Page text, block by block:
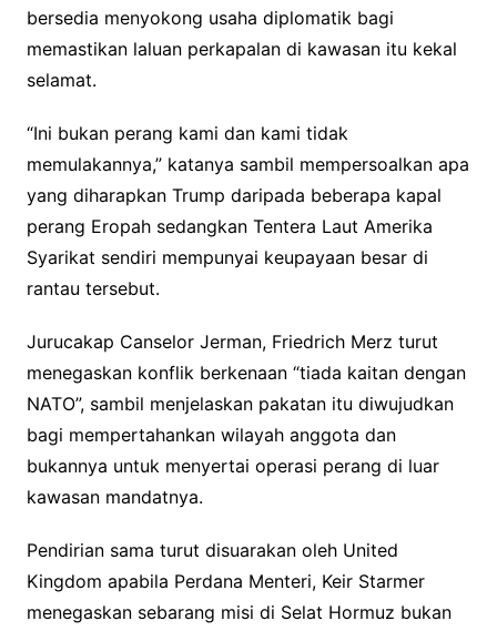
bersedia menyokong usaha diplomatik bagi
memastikan laluan perkapalan di kawasan itu kekal
selamat.
“Ini bukan perang kami dan kami tidak
memulakannya,” katanya sambil mempersoalkan apa
yang diharapkan Trump daripada beberapa kapal
perang Eropah sedangkan Tentera Laut Amerika
Syarikat sendiri mempunyai keupayaan besar di
rantau tersebut.
Jurucakap Canselor Jerman, Friedrich Merz turut
menegaskan konflik berkenaan “tiada kaitan dengan
NATO”, sambil menjelaskan pakatan itu diwujudkan
bagi mempertahankan wilayah anggota dan
bukannya untuk menyertai operasi perang di luar
kawasan mandatnya.
Pendirian sama turut disuarakan oleh United
Kingdom apabila Perdana Menteri, Keir Starmer
menegaskan sebarang misi di Selat Hormuz bukan